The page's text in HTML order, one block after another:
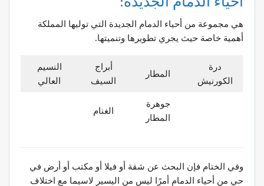
هي مجموعة من أحياء الدمام الجديدة التي توليها المملكة
أهمية خاصة حيث يجري تطويرها وتنميتها.
درة
الكورنيش
المطار
أبراج
السيف
النسيم
العالي
جوهرة
المطار
الغنام
وفي الختام فإن البحث عن شقة أو فيلا أو مكتب أو أرض في
حي من أحياء الدمام أمرًا ليس من اليسير لاسيما مع اختلاف